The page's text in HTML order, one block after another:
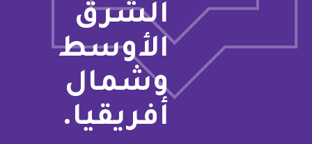
الشرق
الأوسط
وشمال
أفريقيا.